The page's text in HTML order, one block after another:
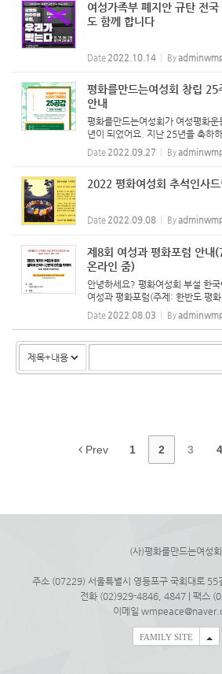
여성가족부 폐지안 규탄 전
도 함께 합니다
Date 2022.10.14 By
평화를만드는여성회 창립
안내
평화를만드는여성회가 여성평화
년이 되었어요. 지난 25년을 축하
위해 지혜를 모으고 연대하는 자리
러분의 참가와 후원, 그리고 지지
Date 2022.09.27 By
2022 평화여성회 추석인사
Date 2022.09.08 By
제8회 여성과 평화포럼 안내
온라인 줌)
안녕하세요? 평화여성회 부설 한
여성과 평화포럼(주제: 한반도 평
의 근본적 전환은 위하여, 발표: 박
(화) 저녁 8시부터 온라인 줌으로
Date 2022.08.03 By
Prev 1 2 3 4
(사)평화를만드는여성회
주소 (07229) 서울특별시 영등포구 국회대로
전화 (02)929-4846, 4847 | 팩스
이메일
FAMILY SITE